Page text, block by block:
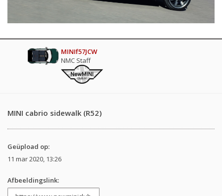
MINIf57JCW
NMC Staff
MINI cabrio sidewalk (R52)
Geüpload op:
11 mar 2020, 13:26
Afbeeldingslink: